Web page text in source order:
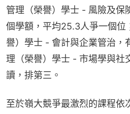
管理（榮譽）學士 - 風險及保
個學額，平均25.3人爭一個位
譽）學士 - 會計與企業管治，
理（榮譽）學士 - 市場學與社
讀，排第三。
至於嶺大競爭最激烈的課程依